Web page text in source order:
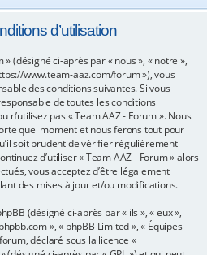
e
d’utilisation
» (désigné ci-après par « nous », « notre »,
www.team-aaz.com/forum »), vous
des conditions suivantes. Si vous
de toutes les conditions
n’utilisez pas « Team AAZ - Forum ». Nous
quel moment et nous ferons tout pour
soit prudent de vérifier régulièrement
d’utiliser « Team AAZ - Forum » alors
vous acceptez d’être légalement
des mises à jour et/ou modifications.
(désigné ci-après par « ils », « eux »,
», « phpBB Limited », « Équipes
déclaré sous la licence «